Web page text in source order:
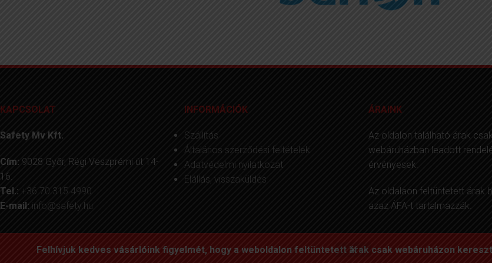
Felhívjuk kedves vásárlóink figyelmét, hogy a weboldalon feltüntetett árak csak webáruházon
KAPCSOLAT
Safety Mv Kft.
Cím: 9028 Győr, Régi Veszprémi út 14-
16.
Tel.: +36 70 315 4990
E-mail: info@safety.hu
INFORMÁCIÓK
Szállítás
Általános szerződési feltételek
Adatvédelmi nyilatkozat
Elállás, visszaküldés
ÁRAINK
Az oldalon található árak
webáruházban leadott
érvényesek.
Az oldalaon feltüntetett árak
azaz ÁFA-t tartalmazzák.